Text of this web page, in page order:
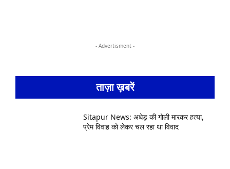
- Advertisment -
ताज़ा ख़बरें
Sitapur News: अधेड़ की गोली मारकर हत्या,
प्रेम विवाह को लेकर चल रहा था विवाद